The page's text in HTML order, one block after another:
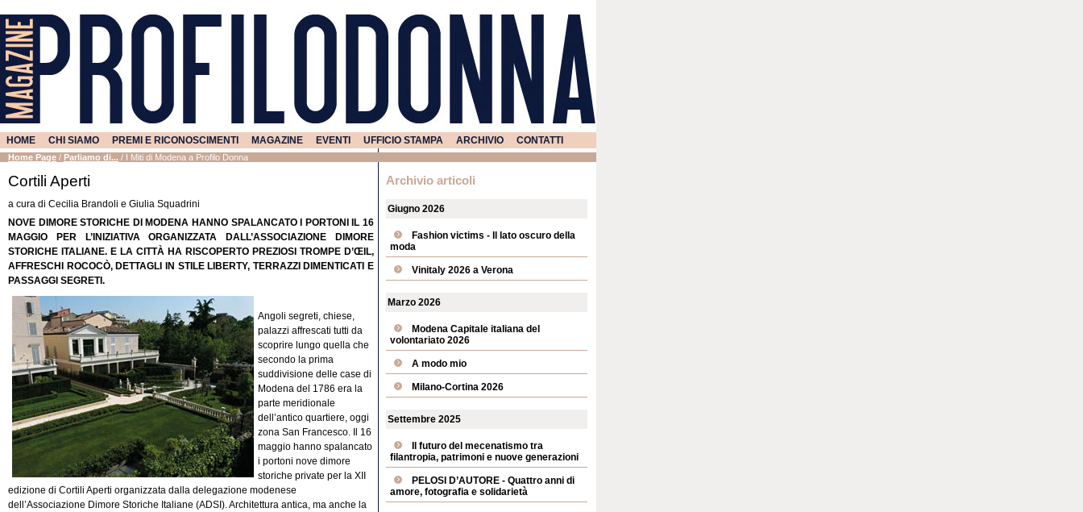
HOME CHI SIAMO PREMI E RICONOSCIMENTI MAGAZINE EVENTI UFFICIO STAMPA ARCHIVIO CONTATTI
Home Page / Parliamo di... / I Miti di Modena a Profilo Donna
Cortili Aperti
a cura di Cecilia Brandoli e Giulia Squadrini
NOVE DIMORE STORICHE DI MODENA HANNO SPALANCATO I PORTONI IL 16
MAGGIO PER L’INIZIATIVA ORGANIZZATA DALL’ASSOCIAZIONE DIMORE
STORICHE ITALIANE. E LA CITTÀ HA RISCOPERTO PREZIOSI TROMPE D’ŒIL,
AFFRESCHI ROCOCÒ, DETTAGLI IN STILE LIBERTY, TERRAZZI DIMENTICATI E
PASSAGGI SEGRETI.
Angoli segreti, chiese,
palazzi affrescati tutti da
scoprire lungo quella che
secondo la prima
suddivisione delle case di
Modena del 1786 era la
parte meridionale
dell’antico quartiere, oggi
zona San Francesco. Il 16
maggio hanno spalancato
i portoni nove dimore
storiche private per la XII
edizione di Cortili Aperti organizzata dalla delegazione modenese
dell’Associazione Dimore Storiche Italiane (ADSI). Architettura antica, ma anche la
Archivio articoli
Giugno 2026
Fashion victims - Il lato oscuro della
moda
Vinitaly 2026 a Verona
Marzo 2026
Modena Capitale italiana del
volontariato 2026
A modo mio
Milano-Cortina 2026
Settembre 2025
Il futuro del mecenatismo tra
filantropia, patrimoni e nuove generazioni
PELOSI D’AUTORE - Quattro anni di
amore, fotografia e solidarietà